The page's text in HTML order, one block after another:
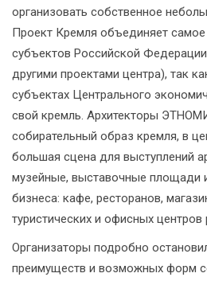
организовать собственное
Проект Кремля объединяет
субъектов Российской
другими проектами центра), так
субъектах Центрального
свой кремль. Архитекторы
собирательный образ кремля, в
большая сцена для выступлений
музейные, выставочные площади
бизнеса: кафе, ресторанов,
туристических и офисных центров
Организаторы подробно
преимуществ и возможных форм